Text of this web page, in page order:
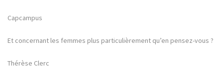
Capcampus
Et concernant les femmes plus particulièrement qu’en pensez-vous ?
Thérèse Clerc